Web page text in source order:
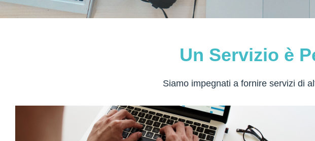
Un Servizio è
Siamo impegnati a fornire servizi di